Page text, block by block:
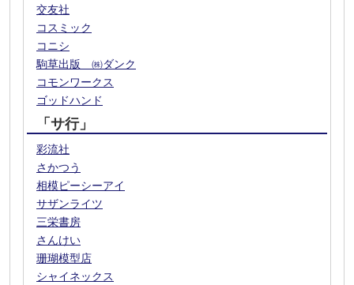
交友社
コスミック
コニシ
駒草出版 ㈱ダンク
コモンワークス
ゴッドハンド
「サ行」
彩流社
さかつう
相模ピーシーアイ
サザンライツ
三栄書房
さんけい
珊瑚模型店
シャイネックス